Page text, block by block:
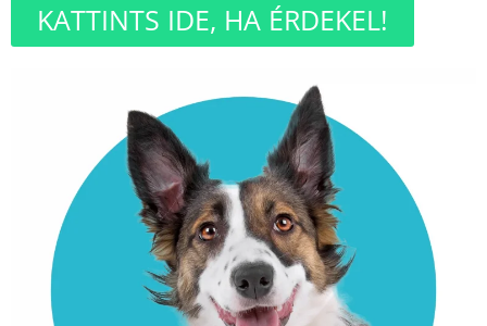
KATTINTS IDE, HA ÉRDEKEL!